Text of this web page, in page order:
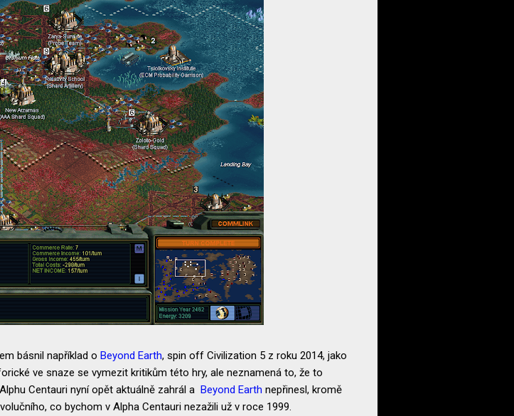
básnil například o Beyond Earth, spin off Civilization 5 z roku 2014, jako
ve snaze se vymezit kritikům této hry, ale neznamená to, že to
Centauri nyní opět aktuálně zahrál a Beyond Earth nepřinesl, kromě
co bychom v Alpha Centauri nezažili už v roce 1999.